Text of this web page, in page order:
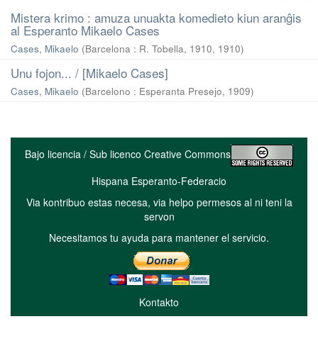
Mistera krimo : amuza unuakta komedieto kiun aranĝis
al Esperanto Mikaelo Cases
Cases, Mikaelo (Barcelona : R. Tobella, 1910, 1910)
Unu fojon... / [Mikaelo Cases]
Cases, Mikaelo (Barcelono : Esperanta Presejo, 1909)
Bajo licencia / Sub licenco Creative Commons
Hispana Esperanto-Federacio
Via kontribuo estas necesa, via helpo permesos al ni teni la
servon
Necesitamos tu ayuda para mantener el servicio.
Kontakto